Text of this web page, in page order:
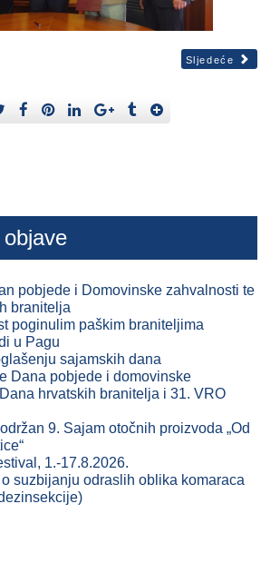
Sljedeće
pobjede i Domovinske zahvalnosti te
branitelja
poginulim paškim braniteljima
u Pagu
sajamskih dana
Dana pobjede i domovinske
hrvatskih branitelja i 31. VRO
9. Sajam otočnih proizvoda „Od
1.-17.8.2026.
suzbijanju odraslih oblika komaraca